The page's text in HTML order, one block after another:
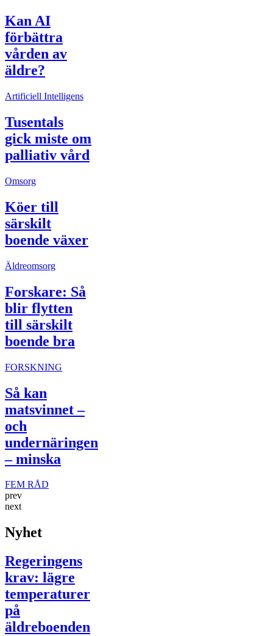
Kan AI
förbättra
vården av
äldre?
Artificiell Intelligens
Tusentals
gick miste om
palliativ vård
Omsorg
Köer till
särskilt
boende växer
Äldreomsorg
Forskare: Så
blir flytten
till särskilt
boende bra
FORSKNING
Så kan
matsvinnet –
och
undernäringen
– minska
FEM RÅD
prev
next
Nyhet
Regeringens
krav: lägre
temperaturer
på
äldreboenden